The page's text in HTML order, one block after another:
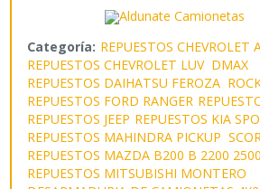
Categoría: REPUESTOS CHEVROLET
REPUESTOS CHEVROLET LUV DMAX
REPUESTOS DAIHATSU FEROZA
REPUESTOS FORD RANGER
REPUESTOS JEEP REPUESTOS KIA
REPUESTOS MAHINDRA PICKUP
REPUESTOS MAZDA B200 B 2200
REPUESTOS MITSUBISHI MONTERO